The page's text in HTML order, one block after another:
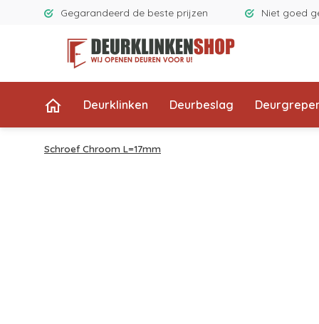
Gegarandeerd de beste prijzen Niet goed
Deurklinken Deurbeslag
Schroef Chroom L=17mm